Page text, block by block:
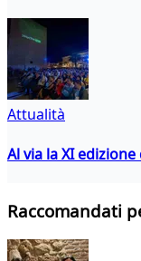
Attualità
Al via la XI
Raccomandati